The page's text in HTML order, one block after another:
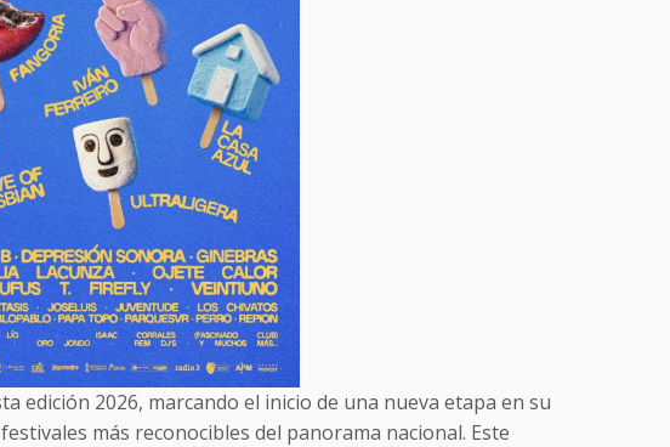
edición 2026, marcando el inicio de una nueva etapa en su
más reconocibles del panorama nacional. Este